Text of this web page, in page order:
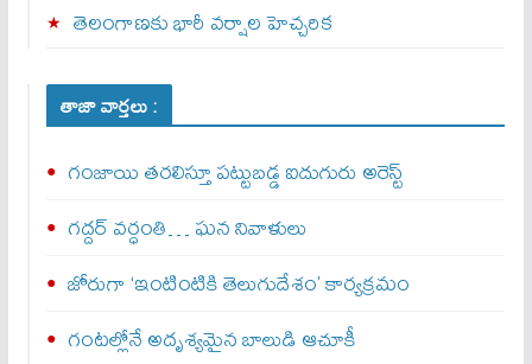
తెలంగాణకు భారీ వర్షాల హెచ్చరిక
తాజా వార్తలు :
గంజాయి తరలిస్తూ పట్టుబడ్డ ఐదుగురు అరెస్ట్
గద్దర్ వర్ధంతి… ఘన నివాళులు
జోరుగా ‘ఇంటింటికి తెలుగుదేశం’ కార్యక్రమం
గంటల్లోనే అదృశ్యమైన బాలుడి ఆచూకీ